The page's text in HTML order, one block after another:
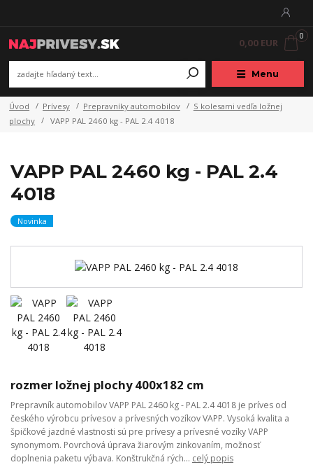
Menu
0
0,00 EUR
Úvod Prívesy Prepravníky automobilov
S kolesami vedľa ložnej
plochy
VAPP PAL 2460 kg - PAL 2.4 4018
VAPP PAL 2460 kg - PAL 2.4
4018
Novinka
rozmer ložnej plochy 400x182 cm
Prepravník automobilov VAPP PAL 2460 kg - PAL 2.4 4018 je príves od
českého výrobcu prívesov a prívesných vozíkov VAPP. Vysoká kvalita a
špičkové jazdné vlastnosti sú pre prívesy a prívesné vozíky VAPP
synonymom. Povrchová úprava žiarovým zinkovaním, možnosť
doplnenia paketu výbava. Konštrukčná rých... celý popis